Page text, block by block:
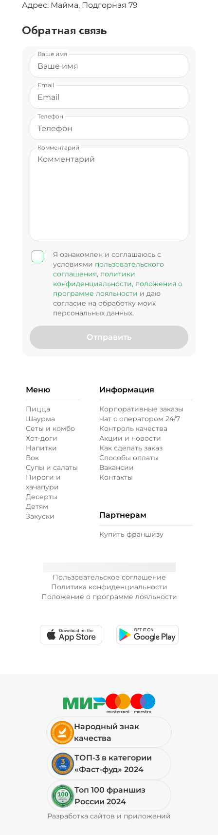
Адрес: Майма, Подгорная 79
Обратная связь
Ваше имя
Email
Телефон
Комментарий
Я ознакомлен и соглашаюсь с
условиями пользовательского
соглашения, политики
конфиденциальности, положения о
программе лояльности и даю
согласие на обработку моих
персональных данных.
Отправить
Пользовательское соглашение
Политика конфиденциальности
Положение о программе лояльности
Меню
Пицца
Шаурма
Сеты и комбо
Хот-доги
Напитки
Вок
Супы и салаты
Пироги и
хачапури
Десерты
Детям
Закуски
Информация
Корпоративные заказы
Чат с оператором 24/7
Контроль качества
Акции и новости
Как сделать заказ
Способы оплаты
Вакансии
Контакты
Партнерам
Купить франшизу
Народный знак
качества
ТОП-3 в категории
«Фаст-фуд» 2024
Топ 100 франшиз
России 2024
Разработка сайтов и приложений
Pyrobyte